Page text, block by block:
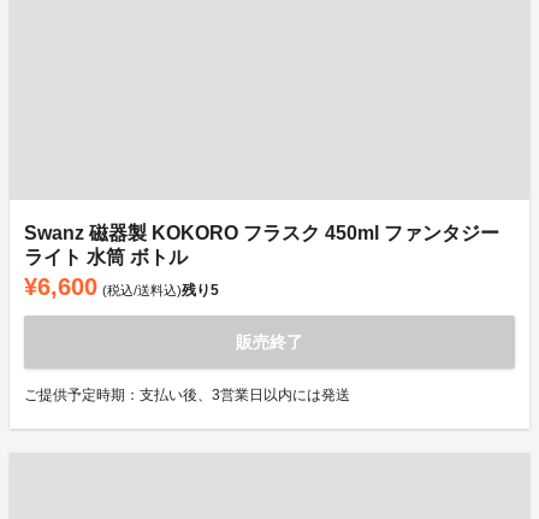
Swanz 磁器製 KOKORO フラスク 450ml ファンタジー
ライト 水筒 ボトル
¥6,600 (税込/送料込)残り5
販売終了
ご提供予定時期：支払い後、3営業日以内には発送